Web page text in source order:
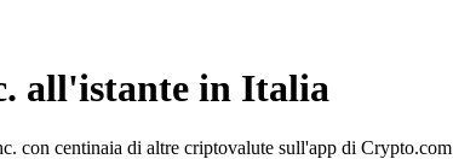
all'istante in Italia
con centinaia di altre criptovalute sull'app di